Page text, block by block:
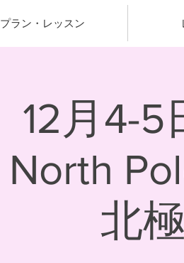
プラン・レッスン
12月4-
North
北